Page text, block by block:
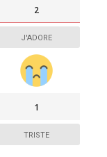
2
J'ADORE
1
TRISTE